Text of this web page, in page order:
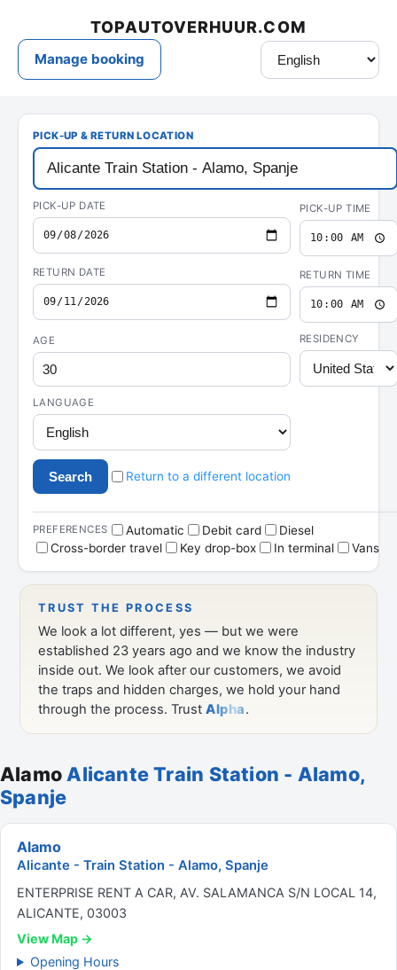
Alamo Alicante Train Station - Alamo,
Spanje
Alamo
Alicante - Train Station - Alamo, Spanje
ENTERPRISE RENT A CAR, AV. SALAMANCA S/N LOCAL 14,
ALICANTE, 03003
View Map →
Opening Hours